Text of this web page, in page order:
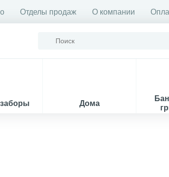
Отделы продаж О компании
Дома